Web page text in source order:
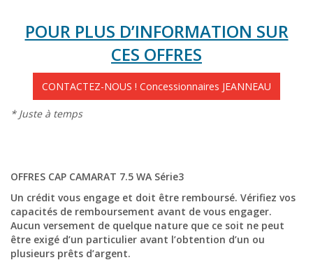
POUR PLUS D’INFORMATION SUR
CES OFFRES
CONTACTEZ-NOUS ! Concessionnaires JEANNEAU
* Juste à temps
OFFRES CAP CAMARAT 7.5 WA Série3
Un crédit vous engage et doit être remboursé. Vérifiez vos
capacités de remboursement avant de vous engager.
Aucun versement de quelque nature que ce soit ne peut
être exigé d’un particulier avant l’obtention d’un ou
plusieurs prêts d’argent.